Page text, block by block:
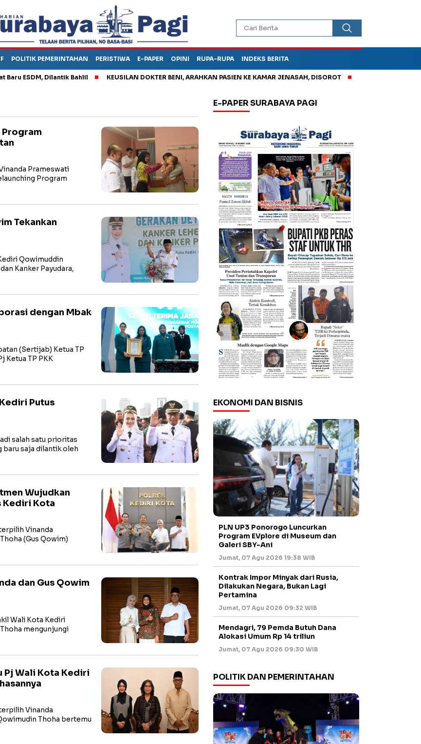
POLITIK PEMERINTAHAN PERISTIWA E-PAPER OPINI RUPA-RUPA INDEKS BERITA
Dilantik Bahlil KEUSILAN DOKTER BENI, ARAHKAN PASIEN KE KAMAR JENASAH, DISOROT Jadi Otak Mark Up
Program
Prameswati
Program
Tekankan
Qowimuddin
Kanker Payudara,
dengan Mbak
(Sertijab) Ketua TP
Ketua TP PKK
Putus
salah satu prioritas
baru saja dilantik oleh
Wujudkan
Kediri Kota
Vinanda
(Gus Qowim)
dan Gus Qowim
Wali Kota Kediri
mengunjungi
Pj Wali Kota Kediri
Vinanda
Thoha bertemu
E-PAPER SURABAYA PAGI
EKONOMI DAN BISNIS
PLN UP3 Ponorogo Luncurkan
Program EVplore di Museum dan
Galeri SBY-Ani
Jumat, 07 Agu 2026 19:38 WIB
Kontrak Impor Minyak dari Rusia,
Dilakukan Negara, Bukan Lagi
Pertamina
Jumat, 07 Agu 2026 09:32 WIB
Mendagri, 79 Pemda Butuh Dana
Alokasi Umum Rp 14 triliun
Jumat, 07 Agu 2026 09:30 WIB
POLITIK DAN PEMERINTAHAN